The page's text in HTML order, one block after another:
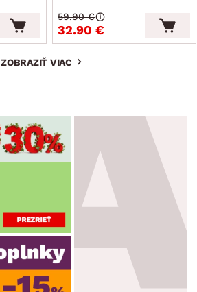
32.90 €
59.90 €
ZOBRAZIŤ VIAC